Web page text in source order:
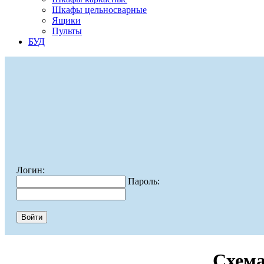
Шкафы цельносварные
Ящики
Пульты
БУД
Логин:
Пароль: